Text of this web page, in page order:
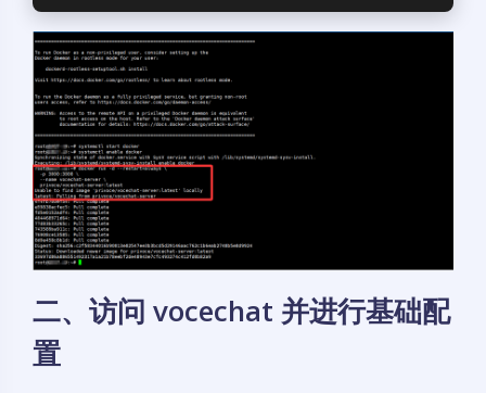
二、访问 vocechat 并进行基础配
置